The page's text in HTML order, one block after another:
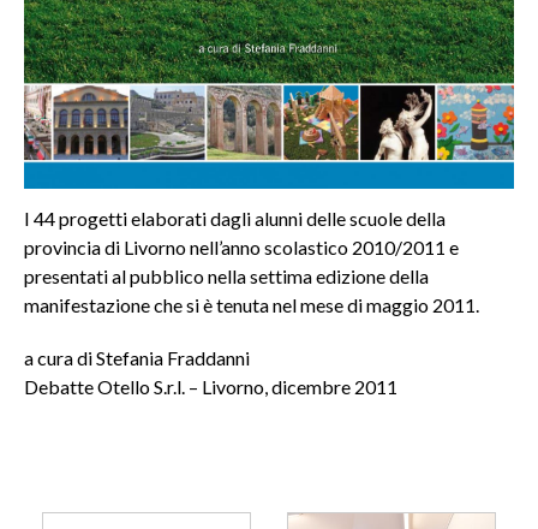
I 44 progetti elaborati dagli alunni delle scuole della
provincia di Livorno nell’anno scolastico 2010/2011 e
presentati al pubblico nella settima edizione della
manifestazione che si è tenuta nel mese di maggio 2011.
a cura di Stefania Fraddanni
Debatte Otello S.r.l. – Livorno, dicembre 2011